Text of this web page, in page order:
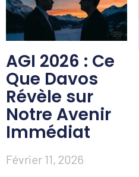
AGI 2026 : Ce
Que Davos
Révèle sur
Notre Avenir
Immédiat
Février 11, 2026